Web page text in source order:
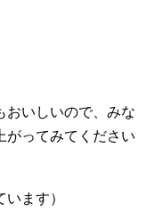
おいしいので、みな
がってみてください
ます）